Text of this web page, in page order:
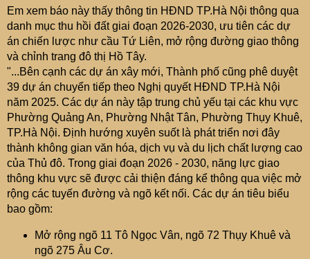
r
e
r
Em xem báo này thấy thông tin HĐND TP.Hà Nội thông qua
danh mục thu hồi đất giai đoạn 2026-2030, ưu tiên các dự
án chiến lược như cầu Tứ Liên, mở rộng đường giao thông
và chỉnh trang đô thị Hồ Tây.
"...Bên cạnh các dự án xây mới, Thành phố cũng phê duyệt
39 dự án chuyển tiếp theo Nghị quyết HĐND TP.Hà Nội
năm 2025. Các dự án này tập trung chủ yếu tại các khu vực
Phường Quảng An, Phường Nhật Tân, Phường Thụy Khuê,
TP.Hà Nội. Định hướng xuyên suốt là phát triển nơi đây
thành không gian văn hóa, dịch vụ và du lịch chất lượng cao
của Thủ đô. Trong giai đoạn 2026 - 2030, năng lực giao
thông khu vực sẽ được cải thiện đáng kể thông qua việc mở
rộng các tuyến đường và ngõ kết nối. Các dự án tiêu biểu
bao gồm:
Mở rộng ngõ 11 Tô Ngọc Vân, ngõ 72 Thụy Khuê và
ngõ 275 Âu Cơ.